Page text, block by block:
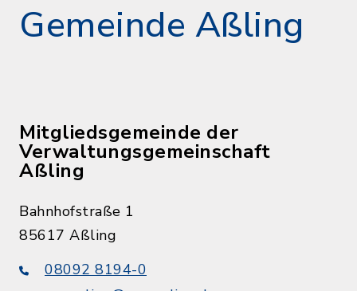
Gemeinde Aßling
Mitgliedsgemeinde der
Verwaltungsgemeinschaft
Aßling
Bahnhofstraße 1
85617 Aßling
08092 8194-0